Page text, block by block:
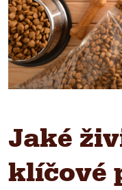
Jaké
klíčové